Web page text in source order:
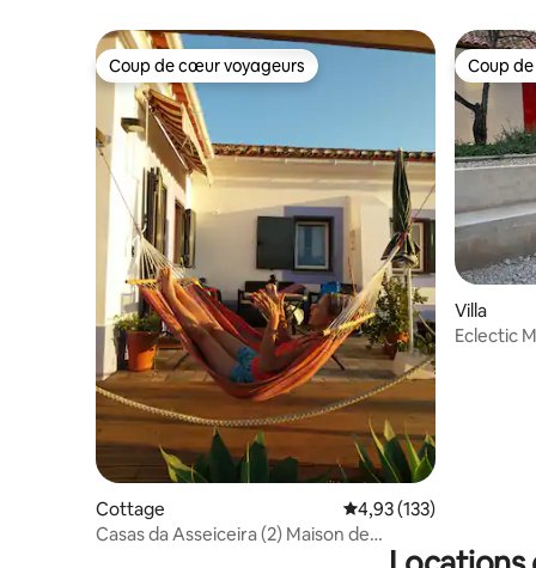
Coup de cœur voyageurs
Coup de cœur voyageurs
Cottage Évaluation moyenne
4,93 (133)
Casas da Asseiceira (2) Maison de
Coup
Coup
Villa
Eclectic